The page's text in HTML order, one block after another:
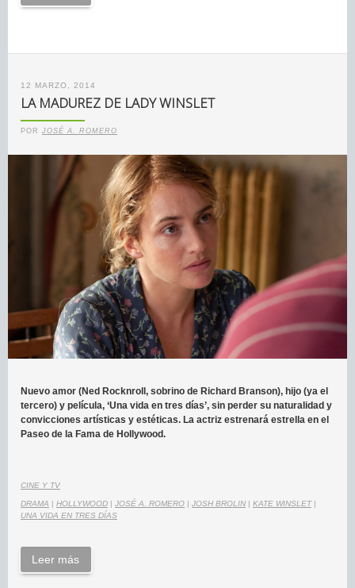
12 MARZO, 2014
LA MADUREZ DE LADY WINSLET
POR JOSÉ A. ROMERO
Nuevo amor (Ned Rocknroll, sobrino de Richard Branson), hijo (ya el
tercero) y película, ‘Una vida en tres días’, sin perder su naturalidad y
convicciones artísticas y estéticas. La actriz estrenará estrella en el
Paseo de la Fama de Hollywood.
CINE Y TV
DRAMA | HOLLYWOOD | JOSÉ A. ROMERO | JOSH BROLIN | KATE WINSLET|
UNA VIDA EN TRES DÍAS
Leer más